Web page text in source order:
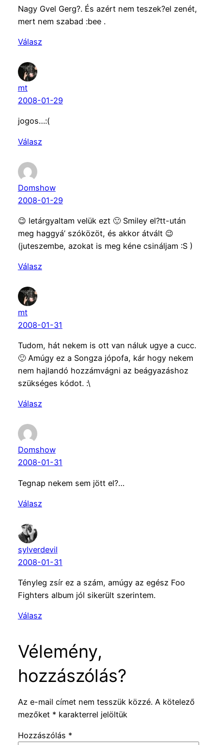
Nagy Gvel Gerg?. És azért nem teszek?el zenét,
mert nem szabad :bee .
Válasz
mt
2008-01-29
jogos…:(
Válasz
Domshow
2008-01-29
😉 letárgyaltam velük ezt 🙂 Smiley el?tt-után
meg haggyá’ szóközöt, és akkor átvált 😉
(juteszembe, azokat is meg kéne csináljam :S )
Válasz
mt
2008-01-31
Tudom, hát nekem is ott van náluk ugye a cucc.
🙂 Amúgy ez a Songza jópofa, kár hogy nekem
nem hajlandó hozzámvágni az beágyazáshoz
szükséges kódot. :\
Válasz
Domshow
2008-01-31
Tegnap nekem sem jött el?…
Válasz
sylverdevil
2008-01-31
Tényleg zsír ez a szám, amúgy az egész Foo
Fighters album jól sikerült szerintem.
Válasz
Vélemény,
hozzászólás?
Az e-mail címet nem tesszük közzé. A kötelező
mezőket * karakterrel jelöltük
Hozzászólás *